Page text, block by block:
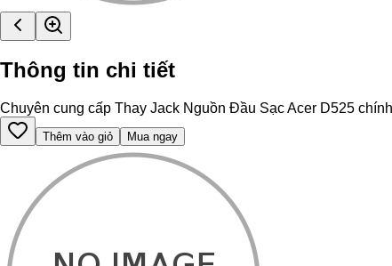
Thông tin chi tiết
Chuyên cung cấp Thay Jack Nguồn Đầu Sạc Acer D525
Thêm vào giỏ Mua ngay